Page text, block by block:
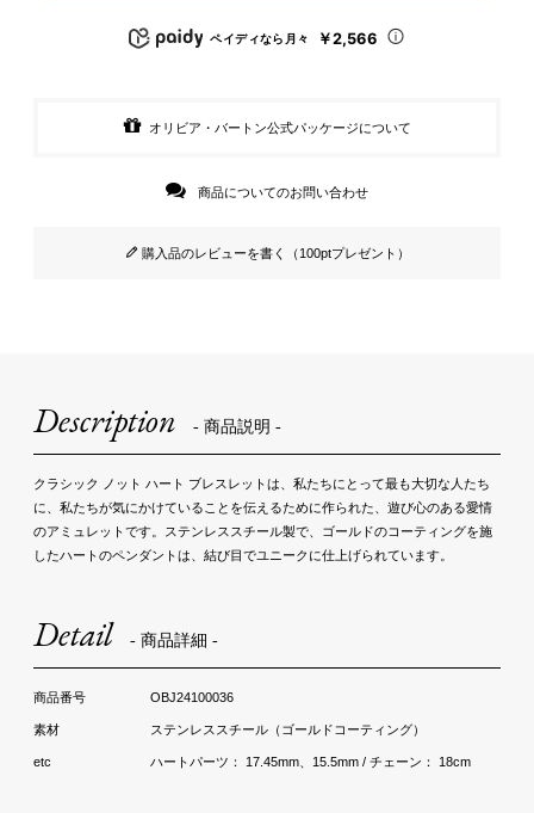
ペイディなら月々 ￥2,566
オリビア・バートン公式パッケージについて
商品についてのお問い合わせ
購入品のレビューを書く（100ptプレゼント）
Description - 商品説明 -
クラシック ノット ハート ブレスレットは、私たちにとって最も大切な人たち
に、私たちが気にかけていることを伝えるために作られた、遊び心のある愛情
のアミュレットです。ステンレススチール製で、ゴールドのコーティングを施
したハートのペンダントは、結び目でユニークに仕上げられています。
Detail - 商品詳細 -
OBJ24100036
ステンレススチール（ゴールドコーティング）
ハートパーツ： 17.45mm、15.5mm / チェーン： 18cm